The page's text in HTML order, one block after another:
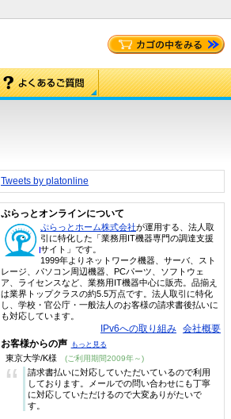
Tweets by platonline
ぷらっとオンラインについて
ぷらっとホーム株式会社が運用する、法人取
引に特化した「業務用IT機器専門の調達支援
サイト」です。
1999年よりネットワーク機器、サーバ、スト
レージ、パソコン周辺機器、PCパーツ、ソフトウェ
ア、ライセンスなど、業務用IT機器中心に販売。品揃え
は業界トップクラスの約5.5万点です。法人取引に特化
し、学校・官公庁・一般法人のお客様の請求書後払いに
も対応しています。
IPv6への取り組み 会社概要
お客様からの声 もっと見る
東京大学/K様 (ご利用期間2009年～)
“
請求書払いに対応していただいているので利用
しております。メールでの問い合わせにも丁寧
に対応していただけるので大変ありがたいで
す。